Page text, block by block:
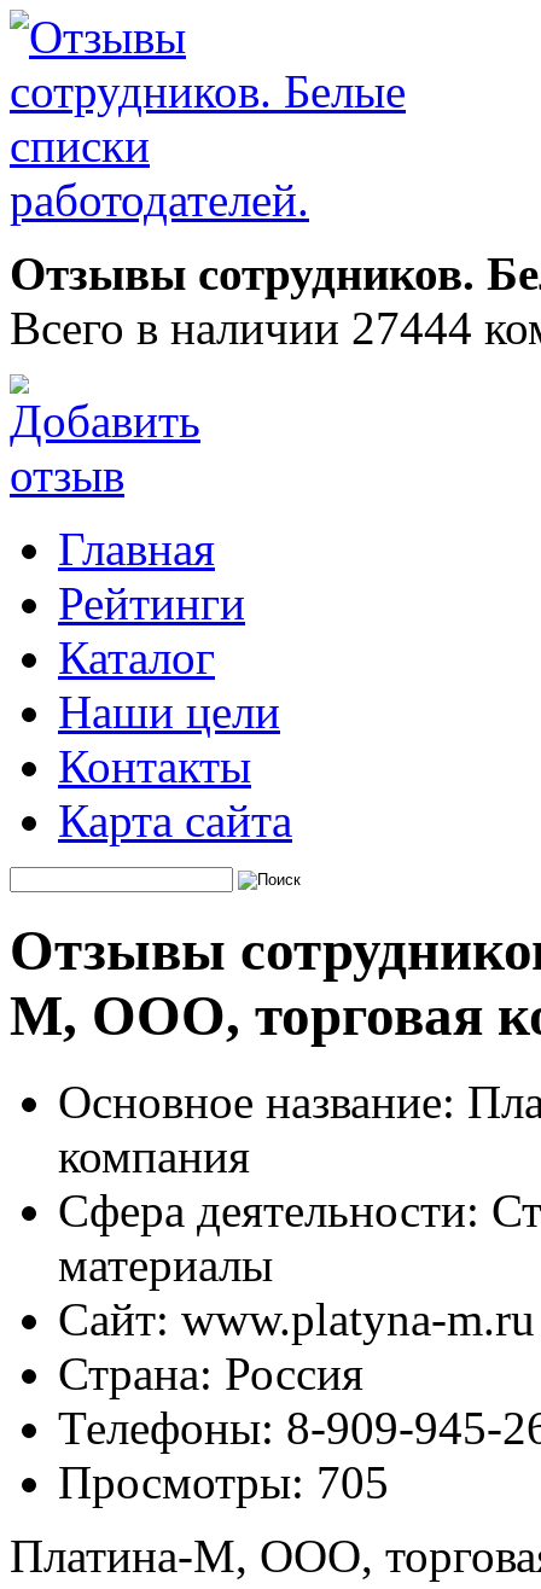
Отзывы сотрудников.
Всего в наличии 27444
Главная
Рейтинги
Каталог
Наши цели
Контакты
Карта сайта
Отзывы
М, ООО, торговая
Основное название:
компания
Сфера деятельности:
материалы
Сайт: www.platyna-m.ru
Страна: Россия
Телефоны: 8-909-945-
Просмотры: 705
Платина-М, ООО,